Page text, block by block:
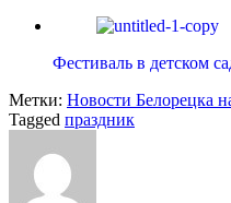
Фестиваль в детском
Метки: Новости Белорецка
Tagged праздник